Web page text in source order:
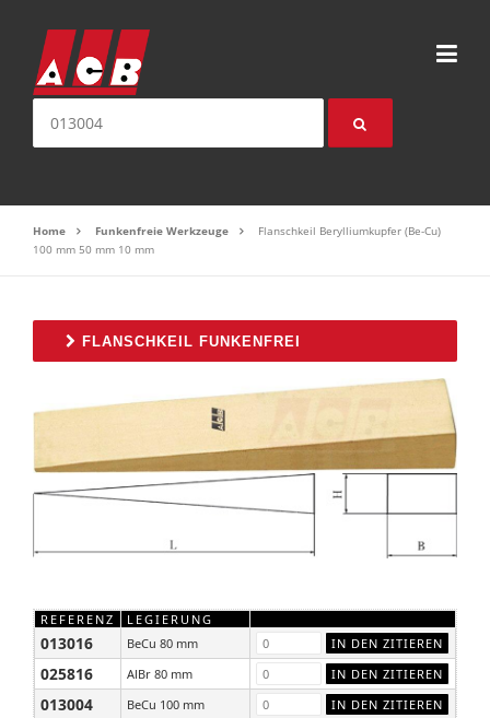
Home Funkenfreie Werkzeuge
Flanschkeil Berylliumkupfer (Be-Cu)
100 mm 50 mm 10 mm
FLANSCHKEIL FUNKENFREI
REFERENZ LEGIERUNG
013016 BeCu 80 mm
025816 AlBr 80 mm
013004 BeCu 100 mm